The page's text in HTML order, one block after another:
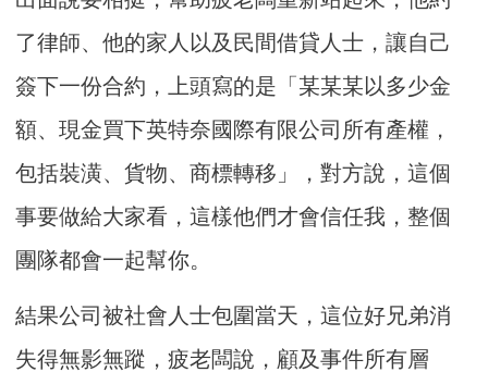
了律師、他的家人以及民間借貸人士，讓自己
簽下一份合約，上頭寫的是「某某某以多少金
額、現金買下英特奈國際有限公司所有產權，
包括裝潢、貨物、商標轉移」，對方說，這個
事要做給大家看，這樣他們才會信任我，整個
團隊都會一起幫你。
結果公司被社會人士包圍當天，這位好兄弟消
失得無影無蹤，疲老闆說，顧及事件所有層